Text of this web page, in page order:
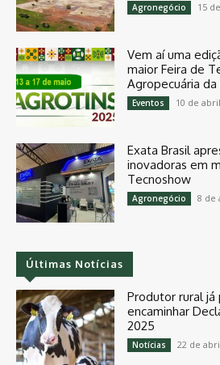
Agronegócio 15
Vem aí uma
maior Feira de
Agropecuária
Eventos 10 de
Exata Brasil
inovadoras em
Tecnoshow
Agronegócio 8 de
Últimas Notícias
Produtor rural
encaminhar
2025
Notícias 22 de